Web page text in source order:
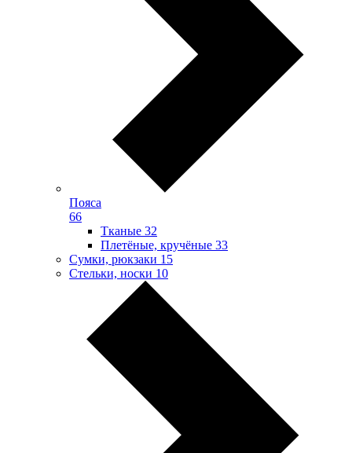
Пояса
66
Тканые 32
Плетёные, кручёные 33
Сумки, рюкзаки 15
Стельки, носки 10